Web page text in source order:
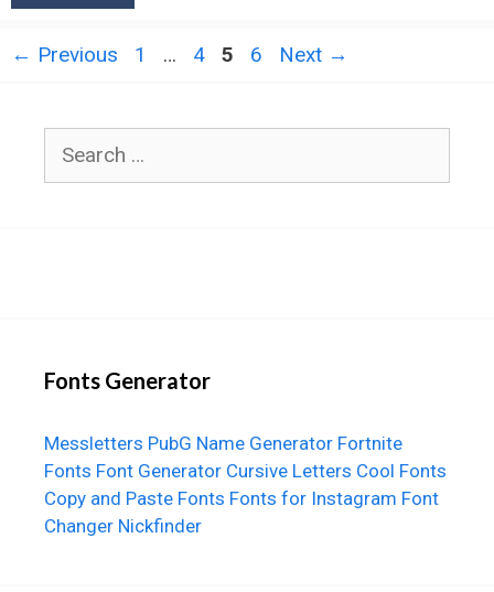
← Previous Page
1 … Page
4 Page
5 Page
6 Next →
for:
Fonts Generator
Messletters PubG Name Generator Fortnite
Fonts Font Generator Cursive Letters Cool Fonts
Copy and Paste Fonts Fonts for Instagram Font
Changer Nickfinder